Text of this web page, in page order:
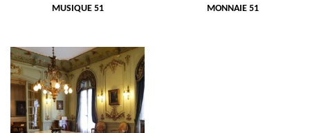
MUSIQUE 51
MONNAIE 51